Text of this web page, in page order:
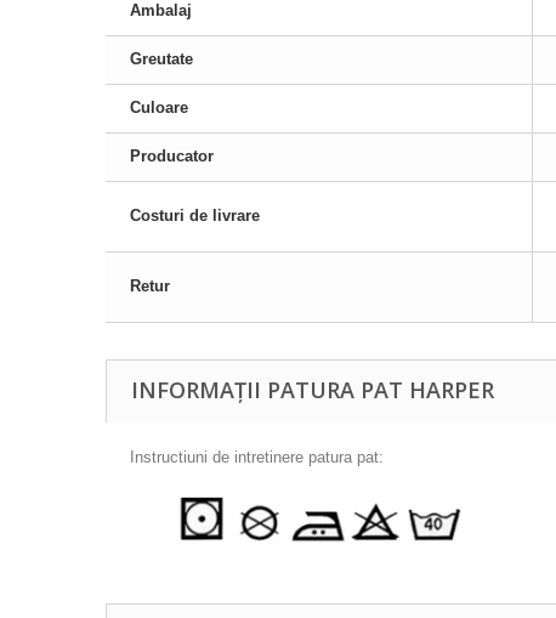
Ambalaj
Greutate
Culoare
Producator
Costuri de livrare
Retur
INFORMAȚII PATURA PAT HARPER
Instructiuni de intretinere patura pat: